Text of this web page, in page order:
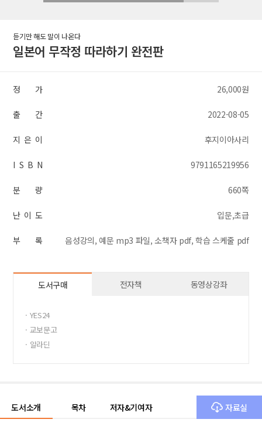
듣기만 해도 말이 나온다
일본어 무작정 따라하기 완전판
정 가 26,000원
출 간 2022-08-05
지 은 이 후지이아사리
I S B N 9791165219956
분 량 660쪽
난 이 도 입문,초급
부 록 음성강의, 예문 mp3 파일, 소책자 pdf, 학습 스케줄 pdf
도서구매 전자책 동영상강좌
· YES24
· 교보문고
· 알라딘
도서소개 목차 저자&기여자 자료실